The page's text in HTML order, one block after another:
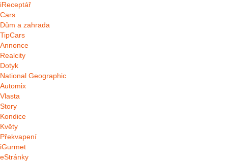
iReceptář
Cars
Dům a zahrada
TipCars
Annonce
Realcity
Dotyk
National Geographic
Automix
Vlasta
Story
Kondice
Květy
Překvapení
iGurmet
eStránky